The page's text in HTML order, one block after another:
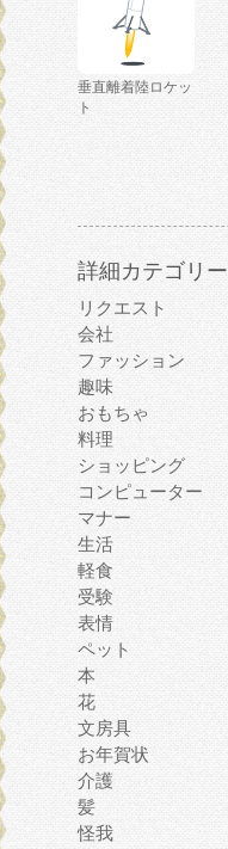
垂直離着陸ロケッ
ト
詳細カテゴリー
リクエスト
会社
ファッション
趣味
おもちゃ
料理
ショッピング
コンピューター
マナー
生活
軽食
受験
表情
ペット
本
花
文房具
お年賀状
介護
髪
怪我